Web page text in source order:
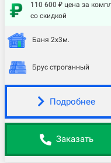
110 600 ₽ цена за
со скидкой
Баня 2х3м.
Брус строганный
Подробнее
Заказать